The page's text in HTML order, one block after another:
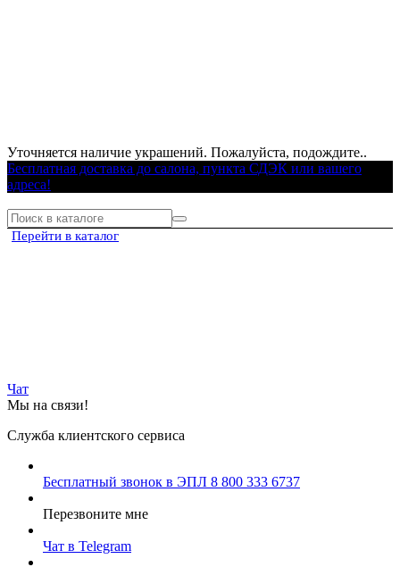
Уточняется наличие украшений. Пожалуйста, подождите..
Бесплатная доставка до салона, пункта СДЭК или вашего
адреса!
Перейти в каталог
Чат
Мы на связи!
Служба клиентского сервиса
Бесплатный звонок в ЭПЛ 8 800 333 6737
Перезвоните мне
Чат в Telegram